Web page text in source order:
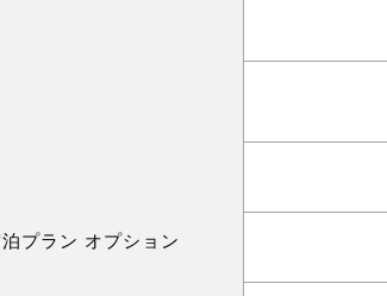
プラン オプション